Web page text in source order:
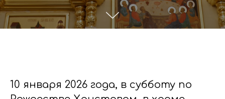
10 января 2026 года, в субботу по